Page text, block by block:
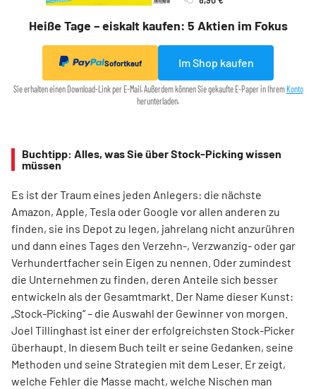
Heiße Tage – eiskalt kaufen: 5 Aktien im Fokus
Sofortkauf Im Shop kaufen
Sie erhalten einen Download-Link per E-Mail. Außerdem können Sie gekaufte E-Paper in Ihrem Konto
herunterladen.
Buchtipp: Alles, was Sie über Stock-Picking wissen
müssen
Es ist der Traum eines jeden Anlegers: die nächste
Amazon, Apple, Tesla oder Google vor allen anderen zu
finden, sie ins Depot zu legen, jahrelang nicht anzurühren
und dann eines Tages den Verzehn-, Verzwanzig- oder gar
Verhundertfacher sein Eigen zu nennen. Oder zumindest
die Unternehmen zu finden, deren Anteile sich besser
entwickeln als der Gesamtmarkt. Der Name dieser Kunst:
„Stock-Picking“ – die Auswahl der Gewinner von morgen.
Joel Tillinghast ist einer der erfolgreichsten Stock-Picker
überhaupt. In diesem Buch teilt er seine Gedanken, seine
Methoden und seine Strategien mit dem Leser. Er zeigt,
welche Fehler die Masse macht, welche Nischen man